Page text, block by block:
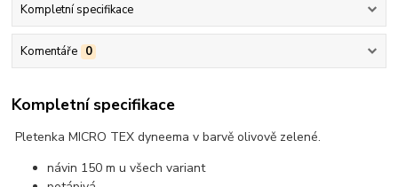
Kompletní specifikace
Komentáře 0
Kompletní specifikace
Pletenka MICRO TEX dyneema v barvě olivově zelené.
návin 150 m u všech variant